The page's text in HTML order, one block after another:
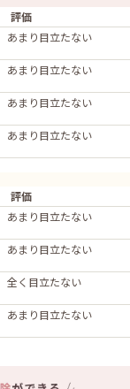
評価
あまり目立たない
あまり目立たない
あまり目立たない
あまり目立たない
評価
あまり目立たない
あまり目立たない
全く目立たない
あまり目立たない